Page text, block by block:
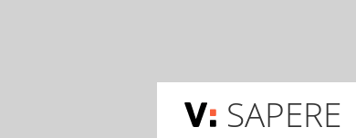
SAPERE